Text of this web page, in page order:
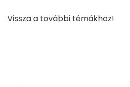
Vissza a további témákhoz!